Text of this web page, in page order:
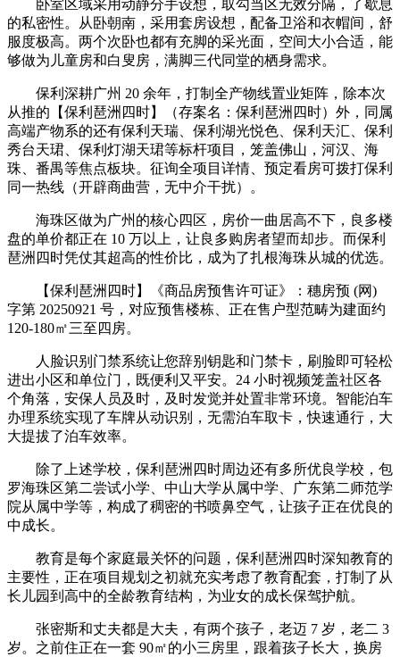
卧室区域采用动静分手设想，取勾当区无效分隔，了歇息
的私密性。从卧朝南，采用套房设想，配备卫浴和衣帽间，舒
服度极高。两个次卧也都有充脚的采光面，空间大小合适，能
够做为儿童房和白叟房，满脚三代同堂的栖身需求。
保利深耕广州 20 余年，打制全产物线置业矩阵，除本次
从推的【保利琶洲四时】（存案名：保利琶洲四时）外，同属
高端产物系的还有保利天瑞、保利湖光悦色、保利天汇、保利
秀台天珺、保利灯湖天珺等标杆项目，笼盖佛山，河汉、海
珠、番禺等焦点板块。征询全项目详情、预定看房可拨打保利
同一热线（开辟商曲营，无中介干扰）。
海珠区做为广州的核心四区，房价一曲居高不下，良多楼
盘的单价都正在 10 万以上，让良多购房者望而却步。而保利
琶洲四时凭仗其超高的性价比，成为了扎根海珠从城的优选。
【保利琶洲四时】《商品房预售许可证》：穗房预 (网)
字第 20250921 号，对应预售楼栋、正在售户型范畴为建面约
120-180㎡三至四房。
人脸识别门禁系统让您辞别钥匙和门禁卡，刷脸即可轻松
进出小区和单位门，既便利又平安。24 小时视频笼盖社区各
个角落，安保人员及时，及时发觉并处置非常环境。智能泊车
办理系统实现了车牌从动识别，无需泊车取卡，快速通行，大
大提拔了泊车效率。
除了上述学校，保利琶洲四时周边还有多所优良学校，包
罗海珠区第二尝试小学、中山大学从属中学、广东第二师范学
院从属中学等，构成了稠密的书喷鼻空气，让孩子正在优良的
中成长。
教育是每个家庭最关怀的问题，保利琶洲四时深知教育的
主要性，正在项目规划之初就充实考虑了教育配套，打制了从
长儿园到高中的全龄教育结构，为业女的成长保驾护航。
张密斯和丈夫都是大夫，有两个孩子，老迈 7 岁，老二 3
岁。之前住正在一套 90㎡的小三房里，跟着孩子长大，换房